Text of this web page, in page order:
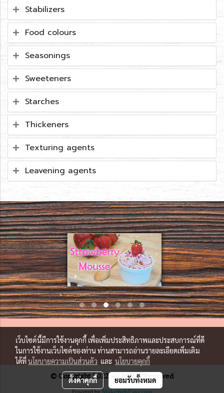
Stabilizers
Food colours
Seasonings
Sweeteners
Starches
Thickeners
Texturing agents
Leavening agents
© Copyright 2022 All Rights Reserved
เว็บไซต์นี้มีการใช้งานคุกกี้ เพื่อเพิ่มประสิทธิภาพและประสบการณ์ที่ดี
ในการใช้งานเว็บไซต์ของท่าน ท่านสามารถอ่านรายละเอียดเพิ่มเติม
ได้ที่นโยบายความเป็นส่วนตัว และ นโยบายคุกกี้
ตั้งค่าคุกกี้ ยอมรับทั้งหมด